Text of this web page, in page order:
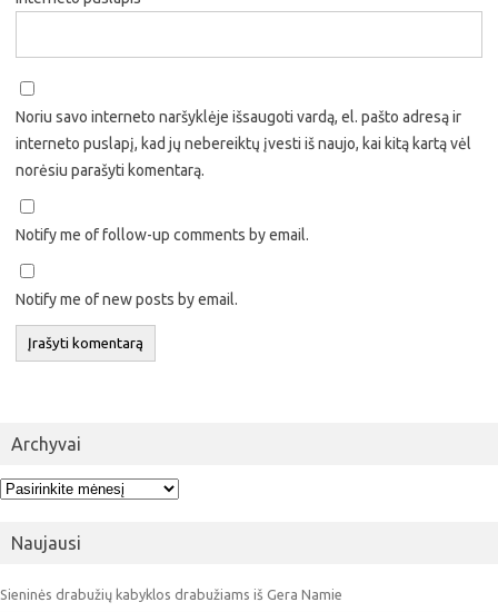
Noriu savo interneto naršyklėje išsaugoti vardą, el. pašto adresą ir
interneto puslapį, kad jų nebereiktų įvesti iš naujo, kai kitą kartą vėl
norėsiu parašyti komentarą.
Notify me of follow-up comments by email.
Notify me of new posts by email.
Archyvai
Archyvai
Naujausi
Sieninės drabužių kabyklos drabužiams iš Gera Namie